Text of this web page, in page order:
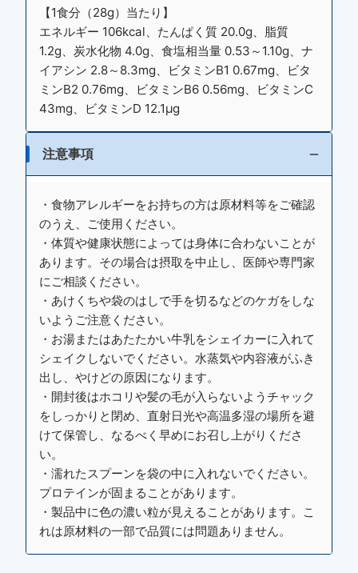
【1食分（28g）当たり】
エネルギー 106kcal、たんぱく質 20.0g、脂質
1.2g、炭水化物 4.0g、食塩相当量 0.53～1.10g、ナ
イアシン 2.8～8.3mg、ビタミンB1 0.67mg、ビタ
ミンB2 0.76mg、ビタミンB6 0.56mg、ビタミンC
43mg、ビタミンD 12.1μg
注意事項
・食物アレルギーをお持ちの方は原材料等をご確認
のうえ、ご使用ください。
・体質や健康状態によっては身体に合わないことが
あります。その場合は摂取を中止し、医師や専門家
にご相談ください。
・あけくちや袋のはしで手を切るなどのケガをしな
いようご注意ください。
・お湯またはあたたかい牛乳をシェイカーに入れて
シェイクしないでください。水蒸気や内容液がふき
出し、やけどの原因になります。
・開封後はホコリや髪の毛が入らないようチャック
をしっかりと閉め、直射日光や高温多湿の場所を避
けて保管し、なるべく早めにお召し上がりくださ
い。
・濡れたスプーンを袋の中に入れないでください。
プロテインが固まることがあります。
・製品中に色の濃い粒が見えることがあります。こ
れは原材料の一部で品質には問題ありません。